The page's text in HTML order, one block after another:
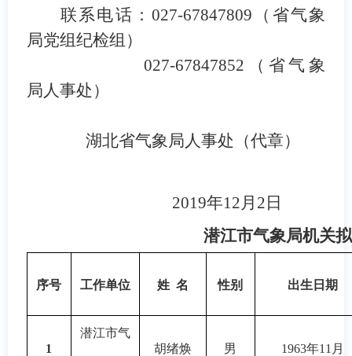
联系电话：027-67847809（省气象
局党组纪检组）
027-67847852（省气象
局人事处）
湖北省气象局人事处（代章）
2019年12月2日
潜江市气象局机关
序号 工作单位 姓 名 性别 出生日期
1
潜江市气
胡绪焕 男 1963年11月